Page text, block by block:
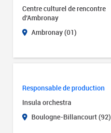
Centre culturel de rencontre
d'Ambronay
Ambronay (01)
Responsable de production
Insula orchestra
Boulogne-Billancourt (92)